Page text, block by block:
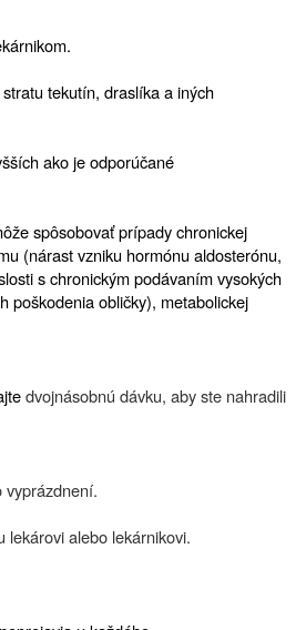
tekutín, draslíka a iných
ako je odporúčané
spôsobovať prípady chronickej
(nárast vzniku hormónu aldosterónu,
s chronickým podávaním vysokých
poškodenia obličky), metabolickej
dvojnásobnú dávku, aby ste nahradili
vyprázdnení.
lekárovi alebo lekárnikovi.